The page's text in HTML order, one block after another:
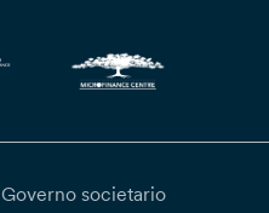
Governo societario